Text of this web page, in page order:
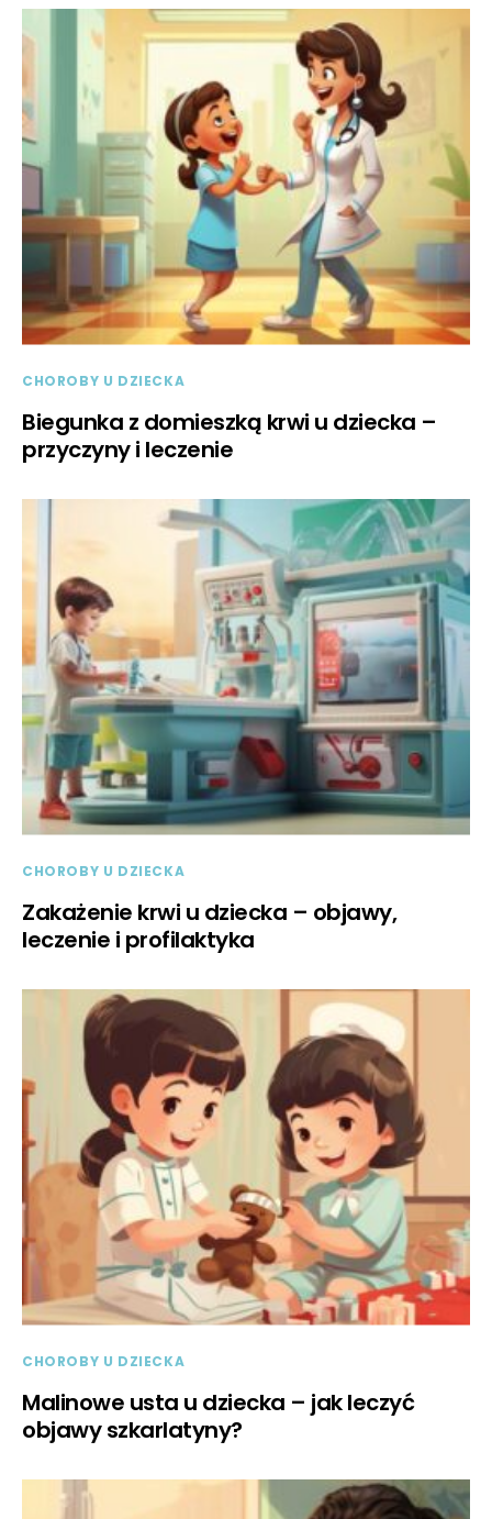
CHOROBY U DZIECKA
Biegunka z domieszką krwi u dziecka –
przyczyny i leczenie
CHOROBY U DZIECKA
Zakażenie krwi u dziecka – objawy,
leczenie i profilaktyka
CHOROBY U DZIECKA
Malinowe usta u dziecka – jak leczyć
objawy szkarlatyny?